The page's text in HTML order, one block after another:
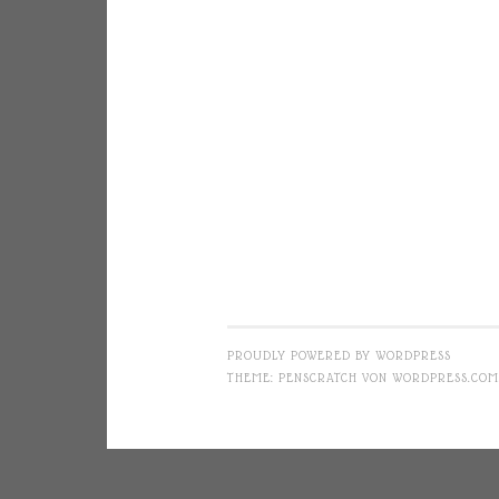
PROUDLY POWERED BY WORDPRESS
THEME: PENSCRATCH VON WORDPRESS.COM